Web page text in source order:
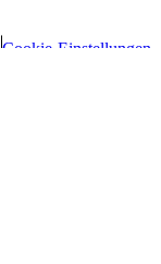
Cookie-Einstellungen